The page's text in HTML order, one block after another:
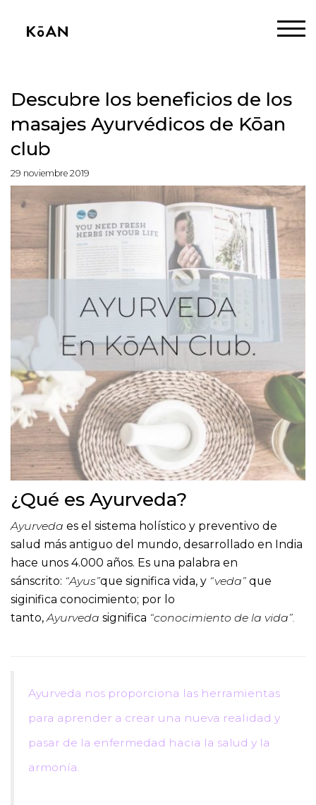
Descubre los beneficios de los
masajes Ayurvédicos de Kōan
club
29 noviembre 2019
¿Qué es Ayurveda?
Ayurveda es el sistema holístico y preventivo de
salud más antiguo del mundo, desarrollado en India
hace unos 4.000 años. Es una palabra en
sánscrito: “Ayus”que significa vida, y “veda” que
siginifica conocimiento; por lo
tanto,Ayurveda significa “conocimiento de la vida”.
Ayurveda nos proporciona las herramientas
para aprender a crear una nueva realidad y
pasar de la enfermedad hacia la salud y la
armonía.